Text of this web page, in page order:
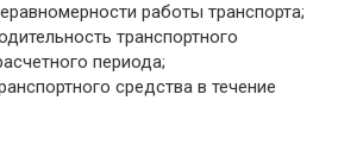
работы транспорта;
транспортного
периода;
средства в течение